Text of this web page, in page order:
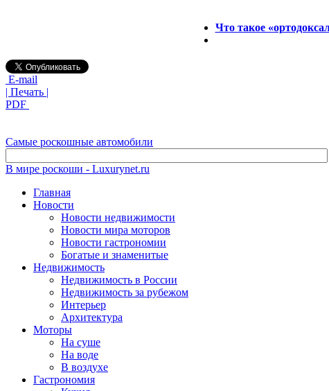
Что такое
E-mail
| Печать |
PDF
Самые роскошные автомобили
В мире роскоши - Luxurynet.ru
Главная
Новости
Новости недвижимости
Новости мира моторов
Новости гастрономии
Богатые и знаменитые
Недвижимость
Недвижимость в России
Недвижимость за рубежом
Интерьер
Архитектура
Моторы
На суше
На воде
В воздухе
Гастрономия